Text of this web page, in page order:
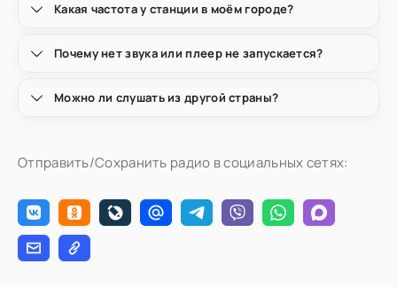
Какая частота у станции в моём городе?
Почему нет звука или плеер не запускается?
Можно ли слушать из другой страны?
Отправить/Сохранить радио в социальных сетях: